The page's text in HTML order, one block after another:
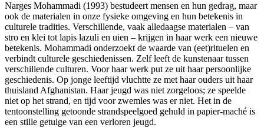
Narges Mohammadi (1993) bestudeert mensen en hun gedrag, maar
ook de materialen in onze fysieke omgeving en hun betekenis in
culturele tradities. Verschillende, vaak alledaagse materialen – van
stro en klei tot lapis lazuli en uien – krijgen in haar werk een nieuwe
betekenis. Mohammadi onderzoekt de waarde van (eet)rituelen en
verbindt culturele geschiedenissen. Zelf leeft de kunstenaar tussen
verschillende culturen. Voor haar werk put ze uit haar persoonlijke
geschiedenis. Op jonge leeftijd vluchtte ze met haar ouders uit haar
thuisland Afghanistan. Haar jeugd was niet zorgeloos; ze speelde
niet op het strand, en tijd voor zwemles was er niet. Het in de
tentoonstelling getoonde strandspeelgoed gehuld in papier-maché is
een stille getuige van een verloren jeugd.